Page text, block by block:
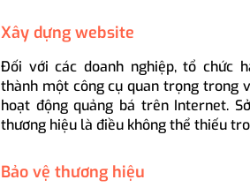
Xây dựng website
Đối với các doanh nghiệp, tổ chức
thành một công cụ quan trọng trong
hoạt động quảng bá trên Internet.
thương hiệu là điều không thể thiếu
Bảo vệ thương hiệu